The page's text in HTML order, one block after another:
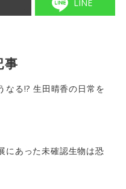
LINE
事
なる!? 生田晴香の日常を
にあった未確認生物は恐